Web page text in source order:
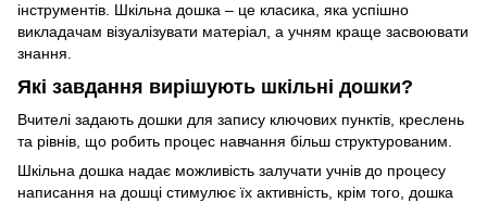
інструментів. Шкільна дошка – це класика, яка успішно
викладачам візуалізувати матеріал, а учням краще засвоювати
знання.
Які завдання вирішують шкільні дошки?
Вчителі задають дошки для запису ключових пунктів, креслень
та рівнів, що робить процес навчання більш структурованим.
Шкільна дошка надає можливість залучати учнів до процесу
написання на дошці стимулює їх активність, крім того, дошка